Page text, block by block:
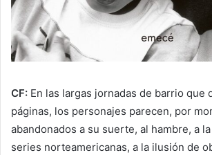
CF: En las largas jornadas de barrio que
páginas, los personajes parecen, por
abandonados a su suerte, al hambre, a
series norteamericanas, a la ilusión de